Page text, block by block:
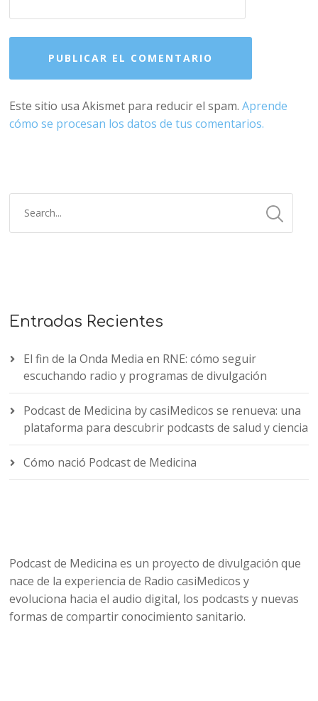
Este sitio usa Akismet para reducir el spam.Aprende
cómo se procesan los datos de tus comentarios.
Entradas Recientes
El fin de la Onda Media en RNE: cómo seguir
escuchando radio y programas de divulgación
Podcast de Medicina by casiMedicos se renueva: una
plataforma para descubrir podcasts de salud y ciencia
Cómo nació Podcast de Medicina
Podcast de Medicina es un proyecto de divulgación que
nace de la experiencia de Radio casiMedicos y
evoluciona hacia el audio digital, los podcasts y nuevas
formas de compartir conocimiento sanitario.